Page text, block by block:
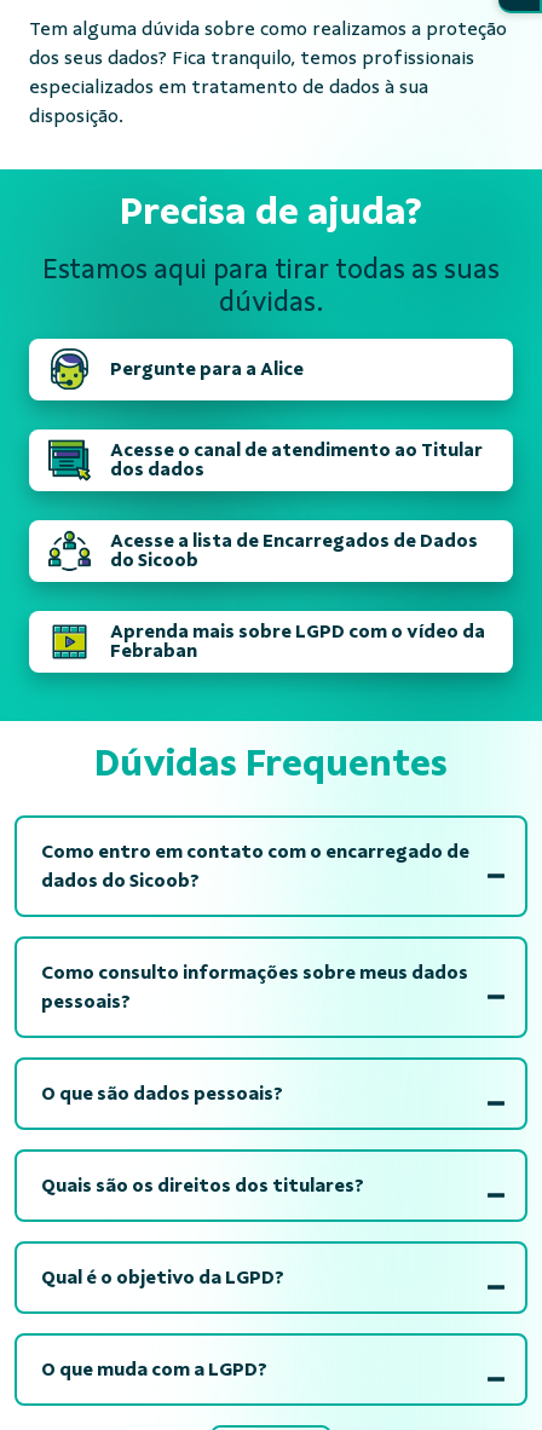
Tem alguma dúvida sobre como realizamos a proteção
dos seus dados? Fica tranquilo, temos profissionais
especializados em tratamento de dados à sua
disposição.
Precisa de ajuda?
Estamos aqui para tirar todas as suas
dúvidas.
Pergunte para a Alice
Acesse o canal de atendimento ao Titular
dos dados
Acesse a lista de Encarregados de Dados
do Sicoob
Aprenda mais sobre LGPD com o vídeo da
Febraban
Dúvidas Frequentes
Como entro em contato com o encarregado de
dados do Sicoob?
Como consulto informações sobre meus dados
pessoais?
O que são dados pessoais?
Quais são os direitos dos titulares?
Qual é o objetivo da LGPD?
O que muda com a LGPD?